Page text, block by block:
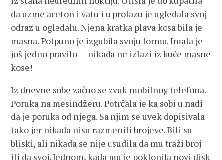
da uzme aceton i vatu i u prolazu je ugledala svoj
odraz u ogledalu. Njena kratka plava kosa bila je
masna. Potpuno je izgubila svoju formu. Imala je
još jedno pravilo – nikada ne izlazi iz kuće masne
kose!
Iz dnevne sobe začuo se zvuk mobilnog telefona.
Poruka na mesindžeru. Potrčala je ka sobi u nadi
da je poruka od njega. Sa njim se uvek dopisivala
tako jer nikada nisu razmenili brojeve. Bili su
bliski, ali nikada se nije usudila da mu traži broj
ili da svoj. Jednom, kada mu je poklonila novi disk